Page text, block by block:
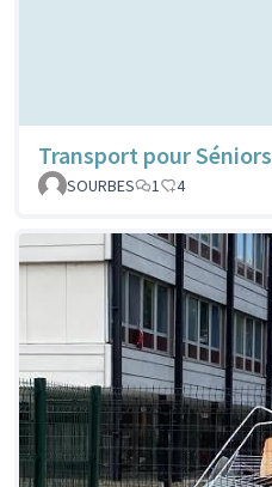
Transport pour Séniors
SOURBES
1 4